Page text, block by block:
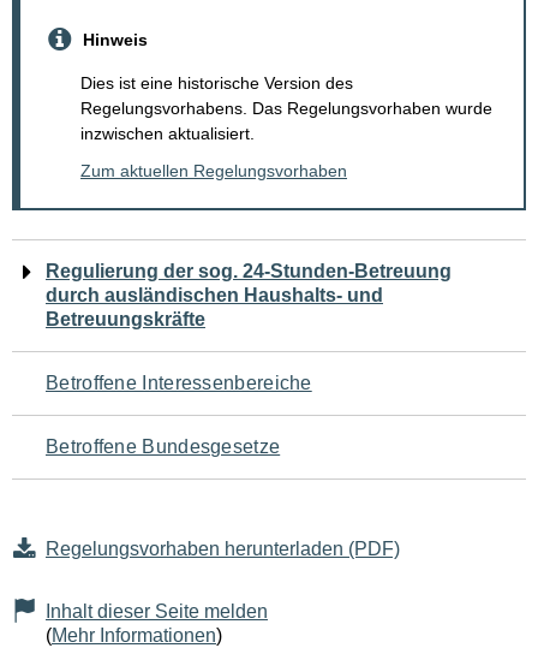
Hinweis
Dies ist eine historische Version des
Regelungsvorhabens. Das Regelungsvorhaben wurde
inzwischen aktualisiert.
Zum aktuellen Regelungsvorhaben
Navigation
für
den
Seiteninhalt
Regulierung der sog. 24-Stunden-Betreuung
durch ausländischen Haushalts- und
Betreuungskräfte
Betroffene Interessenbereiche
Betroffene Bundesgesetze
Regelungsvorhaben herunterladen (PDF)
Inhalt dieser Seite melden
(Mehr Informationen)